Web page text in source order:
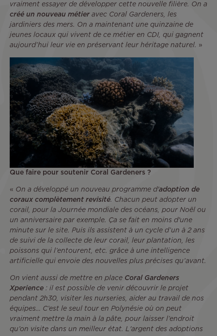
vraiment essayer de développer cette nouvelle filière. On a
créé un nouveau métier avec Coral Gardeners, les
jardiniers des mers. On a maintenant une quinzaine de
jeunes locaux qui vivent de ce métier en CDI, qui gagnent
aujourd’hui leur vie en préservant leur héritage naturel. »
Que faire pour soutenir Coral Gardeners ?
« On a développé un nouveau programme d'adoption de
coraux complètement revisité. Chacun peut adopter un
corail, pour la Journée mondiale des océans, pour Noël ou
un anniversaire par exemple. Ça se fait en moins d'une
minute sur le site. Puis ils assistent à un cycle d’un à 2 ans
de suivi de la collecte de leur corail, leur plantation, les
poissons qui l’entourent, etc. grâce à une intelligence
artificielle qui envoie des nouvelles plus précises qu’avant.
On vient aussi de mettre en place Coral Gardeners
Xperience : il est possible de venir découvrir le projet
pendant 2h30, visiter les nurseries, aider au travail de nos
équipes… C’est le seul tour en Polynésie où on peut
vraiment mettre la main à la pâte, pour laisser l’endroit
qu’on visite dans un meilleur état. L'argent des adoptions